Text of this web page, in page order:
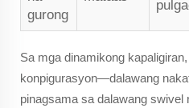
gurong
Sa mga dinamikong
konpigurasyon—dalawang
pinagsama sa dalawang